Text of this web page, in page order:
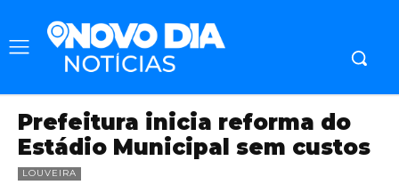
Prefeitura inicia reforma do
Estádio Municipal sem custos
LOUVEIRA